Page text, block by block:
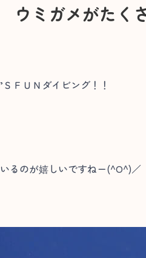
ミガメがたく
ＦＵＮダイビング！！
るのが嬉しいですねー(^O^)／